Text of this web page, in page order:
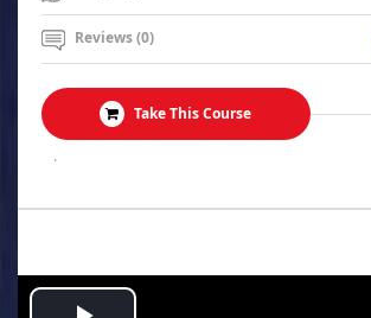
Reviews (0)
Take This Course
.